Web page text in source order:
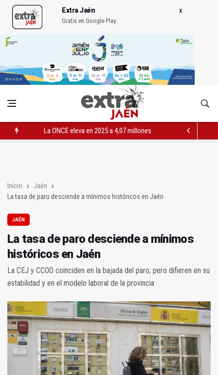
Extra Jaén
Gratis en Google Play
La ONCE eleva en 2025 a 4,07 millones su inversión social en
Inicio
Jaén
La tasa de paro desciende a mínimos históricos en Jaén
JAÉN
La tasa de paro desciende a mínimos
históricos en Jaén
La CEJ y CCOO coinciden en la bajada del paro, pero difieren en su
estabilidad y en el modelo laboral de la provincia